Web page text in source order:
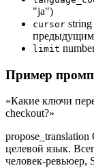
"ja")
cursor string
limit
Пример
«Какие ключи
checkout?»
propose_translation
целевой язык.
человек-ревьюер,